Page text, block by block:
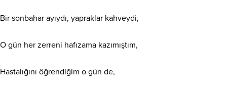
Bir sonbahar ayıydı, yapraklar kahveydi,
O gün her zerreni hafızama kazımıştım,
Hastalığını öğrendiğim o gün de,